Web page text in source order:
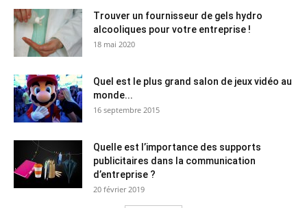
Trouver un fournisseur de gels hydro
alcooliques pour votre entreprise !
18 mai 2020
Quel est le plus grand salon de jeux vidéo au
monde...
16 septembre 2015
Quelle est l’importance des supports
publicitaires dans la communication
d’entreprise ?
20 février 2019